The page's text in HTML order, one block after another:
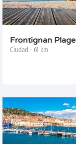
Frontignan Plage
Ciudad - 61 km